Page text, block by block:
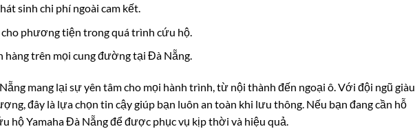
sinh chi phí ngoài cam kết.
phương tiện trong quá trình cứu hộ.
hàng trên mọi cung đường tại Đà Nẵng.
mang lại sự yên tâm cho mọi hành trình, từ nội thành đến ngoại ô. Với đội ngũ giàu
đây là lựa chọn tin cậy giúp bạn luôn an toàn khi lưu thông. Nếu bạn đang cần hỗ
hộ Yamaha Đà Nẵng để được phục vụ kịp thời và hiệu quả.